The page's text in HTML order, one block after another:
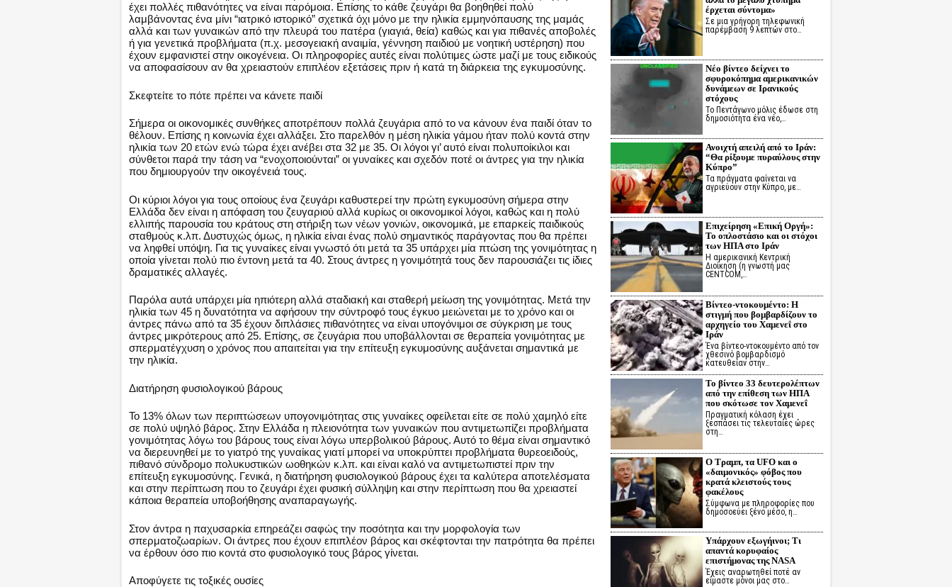
έχει πολλές πιθανότητες να είναι παρόμοια. Επίσης το κάθε ζευγάρι θα βοηθηθεί πολύ
λαμβάνοντας ένα μίνι “ιατρικό ιστορικό” σχετικά όχι μόνο με την ηλικία εμμηνόπαυσης της μαμάς
αλλά και των γυναικών από την πλευρά του πατέρα (γιαγιά, θεία) καθώς και για πιθανές αποβολές
ή για γενετικά προβλήματα (π.χ. μεσογειακή αναιμία, γέννηση παιδιού με νοητική υστέρηση) που
έχουν εμφανιστεί στην οικογένεια. Οι πληροφορίες αυτές είναι πολύτιμες ώστε μαζί με τους ειδικούς
να αποφασίσουν αν θα χρειαστούν επιπλέον εξετάσεις πριν ή κατά τη διάρκεια της εγκυμοσύνης.
Σκεφτείτε το πότε πρέπει να κάνετε παιδί
Σήμερα οι οικονομικές συνθήκες αποτρέπουν πολλά ζευγάρια από το να κάνουν ένα παιδί όταν το
θέλουν. Επίσης η κοινωνία έχει αλλάξει. Στο παρελθόν η μέση ηλικία γάμου ήταν πολύ κοντά στην
ηλικία των 20 ετών ενώ τώρα έχει ανέβει στα 32 με 35. Οι λόγοι γι’ αυτό είναι πολυποίκιλοι και
σύνθετοι παρά την τάση να “ενοχοποιούνται” οι γυναίκες και σχεδόν ποτέ οι άντρες για την ηλικία
που δημιουργούν την οικογένειά τους.
Οι κύριοι λόγοι για τους οποίους ένα ζευγάρι καθυστερεί την πρώτη εγκυμοσύνη σήμερα στην
Ελλάδα δεν είναι η απόφαση του ζευγαριού αλλά κυρίως οι οικονομικοί λόγοι, καθώς και η πολύ
ελλιπής παρουσία του κράτους στη στήριξη των νέων γονιών, οικονομικά, με επαρκείς παιδικούς
σταθμούς κ.λπ. Δυστυχώς όμως, η ηλικία είναι ένας πολύ σημαντικός παράγοντας που θα πρέπει
να ληφθεί υπόψη. Για τις γυναίκες είναι γνωστό ότι μετά τα 35 υπάρχει μία πτώση της γονιμότητας η
οποία γίνεται πολύ πιο έντονη μετά τα 40. Στους άντρες η γονιμότητά τους δεν παρουσιάζει τις ίδιες
δραματικές αλλαγές.
Παρόλα αυτά υπάρχει μία ηπιότερη αλλά σταδιακή και σταθερή μείωση της γονιμότητας. Μετά την
ηλικία των 45 η δυνατότητα να αφήσουν την σύντροφό τους έγκυο μειώνεται με το χρόνο και οι
άντρες πάνω από τα 35 έχουν διπλάσιες πιθανότητες να είναι υπογόνιμοι σε σύγκριση με τους
άντρες μικρότερους από 25. Επίσης, σε ζευγάρια που υποβάλλονται σε θεραπεία γονιμότητας με
σπερματέγχυση ο χρόνος που απαιτείται για την επίτευξη εγκυμοσύνης αυξάνεται σημαντικά με
την ηλικία.
Διατήρηση φυσιολογικού βάρους
Το 13% όλων των περιπτώσεων υπογονιμότητας στις γυναίκες οφείλεται είτε σε πολύ χαμηλό είτε
σε πολύ υψηλό βάρος. Στην Ελλάδα η πλειονότητα των γυναικών που αντιμετωπίζει προβλήματα
γονιμότητας λόγω του βάρους τους είναι λόγω υπερβολικού βάρους. Αυτό το θέμα είναι σημαντικό
να διερευνηθεί με το γιατρό της γυναίκας γιατί μπορεί να υποκρύπτει προβλήματα θυρεοειδούς,
πιθανό σύνδρομο πολυκυστικών ωοθηκών κ.λπ. και είναι καλό να αντιμετωπιστεί πριν την
επίτευξη εγκυμοσύνης. Γενικά, η διατήρηση φυσιολογικού βάρους έχει τα καλύτερα αποτελέσματα
και στην περίπτωση που το ζευγάρι έχει φυσική σύλληψη και στην περίπτωση που θα χρειαστεί
κάποια θεραπεία υποβοήθησης αναπαραγωγής.
Στον άντρα η παχυσαρκία επηρεάζει σαφώς την ποσότητα και την μορφολογία των
σπερματοζωαρίων. Οι άντρες που έχουν επιπλέον βάρος και σκέφτονται την πατρότητα θα πρέπει
να έρθουν όσο πιο κοντά στο φυσιολογικό τους βάρος γίνεται.
Αποφύγετε τις τοξικές ουσίες
έρχεται σύντομα»
Σε μια γρήγορη τηλεφωνική
παρέμβαση 9 λεπτών στο…
Νέο βίντεο δείχνει το
σφυροκόπημα αμερικανικών
δυνάμεων σε Ιρανικούς
στόχους
Το Πεντάγωνο μόλις έδωσε στη
δημοσιότητα ένα νέο,…
Ανοιχτή απειλή από το Ιράν:
“Θα ρίξουμε πυραύλους στην
Κύπρο”
Τα πράγματα φαίνεται να
αγριεύουν στην Κύπρο, με…
Επιχείρηση «Επική Οργή»:
Το οπλοστάσιο και οι στόχοι
των ΗΠΑ στο Ιράν
Η αμερικανική Κεντρική
Διοίκηση (η γνωστή μας
CENTCOM,…
Βίντεο-ντοκουμέντο: Η
στιγμή που βομβαρδίζουν το
αρχηγείο του Χαμενεΐ στο
Ιράν
Ένα βίντεο-ντοκουμέντο από τον
χθεσινό βομβαρδισμό
κατευθείαν στην…
Το βίντεο 33 δευτερολέπτων
από την επίθεση των ΗΠΑ
που σκότωσε τον Χαμενεΐ
Πραγματική κόλαση έχει
ξεσπάσει τις τελευταίες ώρες
στη…
Ο Τραμπ, τα UFO και ο
«δαιμονικός» φόβος που
κρατά κλειστούς τους
φακέλους
Σύμφωνα με πληροφορίες που
δημοσοεύει ξένο μέσο, η…
Υπάρχουν εξωγήινοι; Τι
απαντά κορυφαίος
επιστήμονας της NASA
Έχεις αναρωτηθεί ποτέ αν
είμαστε μόνοι μας στο…